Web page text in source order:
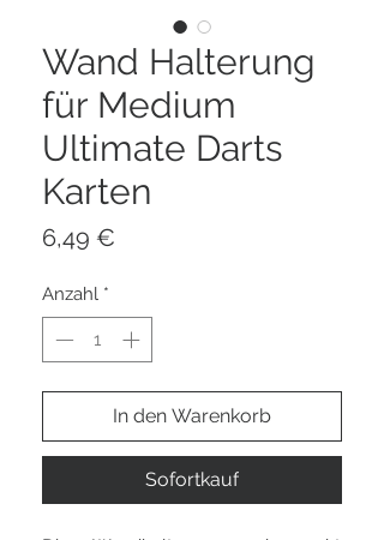
Wand Halterung
für Medium
Ultimate Darts
Karten
6,49 €
Anzahl *
In den Warenkorb
Sofortkauf